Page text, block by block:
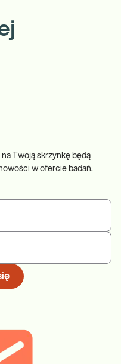
Twoją skrzynkę będą
w ofercie badań.